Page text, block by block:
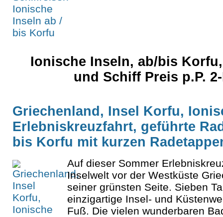
Ionische Inseln, ab/bis
und Schiff Preis p.P.
Griechenland, Insel Korfu,
Erlebniskreuzfahrt, geführte
bis Korfu mit kurzen
Auf dieser Sommer
Inselwelt vor der Westküste
seiner grünsten Seite. Sieben
einzigartige Insel- und
Fuß. Die vielen wunderbaren